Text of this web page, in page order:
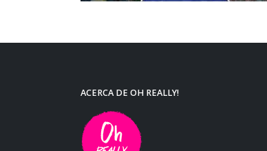
ACERCA DE OH REALLY!